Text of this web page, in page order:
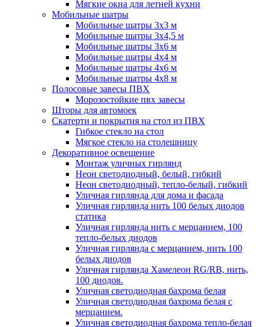
Мягкие окна для летней кухни
Мобильные шатры
Мобильные шатры 3х3 м
Мобильные шатры 3х4,5 м
Мобильные шатры 3х6 м
Мобильные шатры 4х4 м
Мобильные шатры 4х6 м
Мобильные шатры 4х8 м
Полосовые завесы ПВХ
Морозостойкие пвх завесы
Шторы для автомоек
Скатерти и покрытия на стол из ПВХ
Гибкое стекло на стол
Мягкое стекло на столешницу
Декоративное освещение
Монтаж уличных гирлянд
Неон светодиодный, белый, гибкий
Неон светодиодный, тепло-белый, гибкий
Уличная гирлянда для дома и фасада
Уличная гирлянда нить 100 белых диодов
статика
Уличная гирлянда нить с мерцанием, 100
тепло-белых диодов
Уличная гирлянда с мерцанием, нить 100
белых диодов
Уличная гирлянда Хамелеон RG/RB, нить,
100 диодов.
Уличная светодиодная бахрома белая
Уличная светодиодная бахрома белая с
мерцанием.
Уличная светодиодная бахрома тепло-белая